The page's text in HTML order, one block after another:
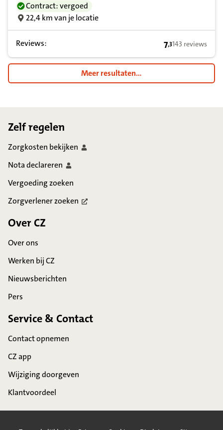
Contract: vergoed
22,4 km van je locatie
Reviews: 7,3 op basis van
7,3143 reviews
Meer resultaten...
Zelf regelen
Zorgkosten bekijken
Notadeclareren
Vergoeding zoeken
Zorgverlenerzoeken
Over CZ
Over ons
Werken bij CZ
Nieuwsberichten
Pers
Service & Contact
Contact opnemen
CZ app
Wijziging doorgeven
Klantvoordeel